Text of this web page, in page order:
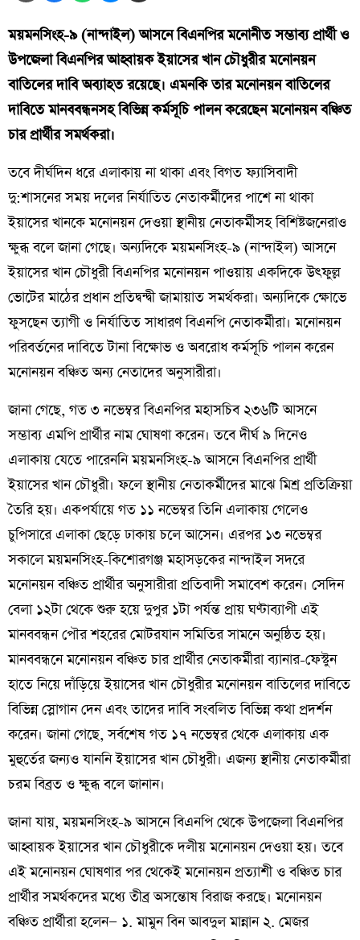
ময়মনসিংহ-৯ (নান্দাইল) আসনে বিএনপির মনোনীত সম্ভাব্য প্রার্থী ও
উপজেলা বিএনপির আহ্বায়ক ইয়াসের খান চৌধুরীর মনোনয়ন
বাতিলের দাবি অব্যাহত রয়েছে। এমনকি তার মনোনয়ন বাতিলের
দাবিতে মানববন্ধনসহ বিভিন্ন কর্মসূচি পালন করেছেন মনোনয়ন বঞ্চিত
চার প্রার্থীর সমর্থকরা।
তবে দীর্ঘদিন ধরে এলাকায় না থাকা এবং বিগত ফ্যাসিবাদী
দু:শাসনের সময় দলের নির্যাতিত নেতাকর্মীদের পাশে না থাকা
ইয়াসের খানকে মনোনয়ন দেওয়া স্থানীয় নেতাকর্মীসহ বিশিষ্টজনেরাও
ক্ষুব্ধ বলে জানা গেছে। অন্যদিকে ময়মনসিংহ-৯ (নান্দাইল) আসনে
ইয়াসের খান চৌধুরী বিএনপির মনোনয়ন পাওয়ায় একদিকে উৎফুল্ল
ভোটের মাঠের প্রধান প্রতিদ্বন্দ্বী জামায়াত সমর্থকরা। অন্যদিকে ক্ষোভে
ফুসছেন ত্যাগী ও নির্যাতিত সাধারণ বিএনপি নেতাকর্মীরা। মনোনয়ন
পরিবর্তনের দাবিতে টানা বিক্ষোভ ও অবরোধ কর্মসূচি পালন করেন
মনোনয়ন বঞ্চিত অন্য নেতাদের অনুসারীরা।
জানা গেছে, গত ৩ নভেম্বর বিএনপির মহাসচিব ২৩৬টি আসনে
সম্ভাব্য এমপি প্রার্থীর নাম ঘোষণা করেন। তবে দীর্ঘ ৯ দিনেও
এলাকায় যেতে পারেননি ময়মনসিংহ-৯ আসনে বিএনপির প্রার্থী
ইয়াসের খান চৌধুরী। ফলে স্থানীয় নেতাকর্মীদের মাঝে মিশ্র প্রতিক্রিয়া
তৈরি হয়। একপর্যায়ে গত ১১ নভেম্বর তিনি এলাকায় গেলেও
চুপিসারে এলাকা ছেড়ে ঢাকায় চলে আসেন। এরপর ১৩ নভেম্বর
সকালে ময়মনসিংহ-কিশোরগঞ্জ মহাসড়কের নান্দাইল সদরে
মনোনয়ন বঞ্চিত প্রার্থীর অনুসারীরা প্রতিবাদী সমাবেশ করেন। সেদিন
বেলা ১২টা থেকে শুরু হয়ে দুপুর ১টা পর্যন্ত প্রায় ঘণ্টাব্যাপী এই
মানববন্ধন পৌর শহরের মোটরযান সমিতির সামনে অনুষ্ঠিত হয়।
মানববন্ধনে মনোনয়ন বঞ্চিত চার প্রার্থীর নেতাকর্মীরা ব্যানার-ফেস্টুন
হাতে নিয়ে দাঁড়িয়ে ইয়াসের খান চৌধুরীর মনোনয়ন বাতিলের দাবিতে
বিভিন্ন স্লোগান দেন এবং তাদের দাবি সংবলিত বিভিন্ন কথা প্রদর্শন
করেন। জানা গেছে, সর্বশেষ গত ১৭ নভেম্বর থেকে এলাকায় এক
মুহুর্তের জন্যও যাননি ইয়াসের খান চৌধুরী। এজন্য স্থানীয় নেতাকর্মীরা
চরম বিব্রত ও ক্ষুব্ধ বলে জানান।
জানা যায়, ময়মনসিংহ-৯ আসনে বিএনপি থেকে উপজেলা বিএনপির
আহ্বায়ক ইয়াসের খান চৌধুরীকে দলীয় মনোনয়ন দেওয়া হয়। তবে
এই মনোনয়ন ঘোষণার পর থেকেই মনোনয়ন প্রত্যাশী ও বঞ্চিত চার
প্রার্থীর সমর্থকদের মধ্যে তীব্র অসন্তোষ বিরাজ করছে। মনোনয়ন
বঞ্চিত প্রার্থীরা হলেন— ১. মামুন বিন আবদুল মান্নান ২. মেজর